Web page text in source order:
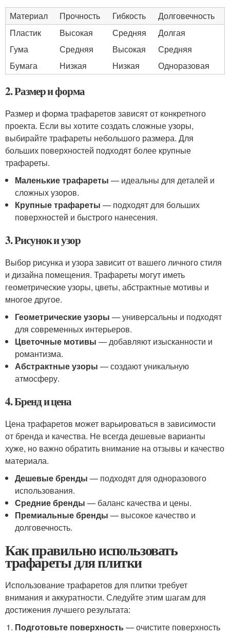
Материал Прочность Гибкость
Долговечность
Пластик
Высокая Средняя
Долгая
Гума
Средняя Высокая
Средняя
Бумага
Низкая Низкая Одноразовая
2. Размер и форма
Размер и форма трафаретов зависят от конкретного
проекта. Если вы хотите создать сложные узоры,
выбирайте трафареты небольшого размера. Для
больших поверхностей подходят более крупные
трафареты.
Маленькие трафареты — идеальны для деталей и
сложных узоров.
Крупные трафареты — подходят для больших
поверхностей и быстрого нанесения.
3. Рисунок и узор
Выбор рисунка и узора зависит от вашего личного стиля
и дизайна помещения. Трафареты могут иметь
геометрические узоры, цветы, абстрактные мотивы и
многое другое.
Геометрические узоры — универсальны и подходят
для современных интерьеров.
Цветочные мотивы — добавляют изысканности и
романтизма.
Абстрактные узоры — создают уникальную
атмосферу.
4. Бренд и цена
Цена трафаретов может варьироваться в зависимости
от бренда и качества. Не всегда дешевые варианты
хуже, но важно обратить внимание на отзывы и качество
материала.
Дешевые бренды — подходят для одноразового
использования.
Средние бренды — баланс качества и цены.
Премиальные бренды — высокое качество и
долговечность.
Как правильно использовать
трафареты для плитки
Использование трафаретов для плитки требует
внимания и аккуратности. Следуйте этим шагам для
достижения лучшего результата:
Подготовьте поверхность— очистите поверхность